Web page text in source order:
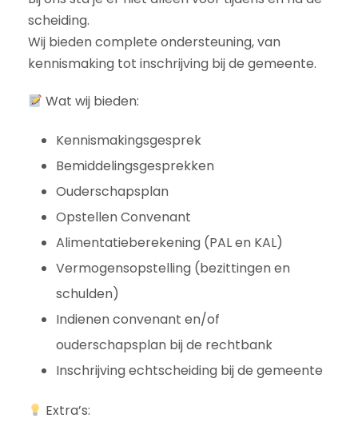
scheiding.
Wij bieden complete ondersteuning, van
kennismaking tot inschrijving bij de gemeente.
Wat wij bieden:
Kennismakingsgesprek
Bemiddelingsgesprekken
Ouderschapsplan
Opstellen Convenant
Alimentatieberekening (PAL en KAL)
Vermogensopstelling (bezittingen en
schulden)
Indienen convenant en/of
ouderschapsplan bij de rechtbank
Inschrijving echtscheiding bij de gemeente
Extra’s: